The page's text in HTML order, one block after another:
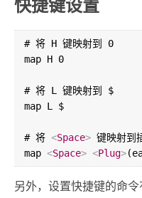
快捷键设置
# 将 H 键映射到 0
map H 0
# 将 L 键映射到 $
map L $
# 将 <Space> 键映射到
map <Space> <Plug>
另外，设置快捷键的命令